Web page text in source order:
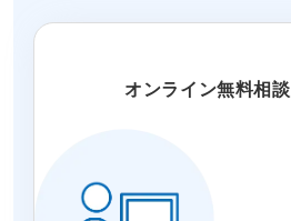
オンライン無料相談